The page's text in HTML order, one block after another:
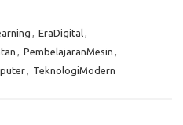
, EraDigital,
, PembelajaranMesin ,
, TeknologiModern